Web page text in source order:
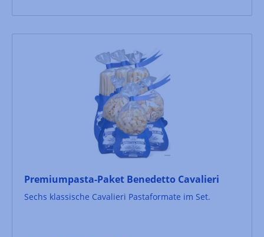
Premiumpasta-Paket Benedetto Cavalieri
Sechs klassische Cavalieri Pastaformate im Set.